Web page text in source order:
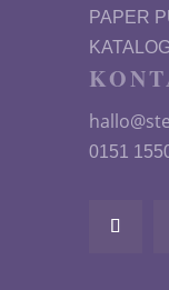
PAPER
0151